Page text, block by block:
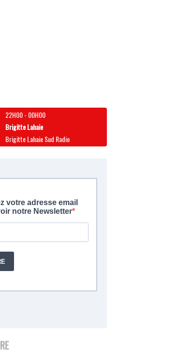
22H00- 00H00
Brigitte Lahaie
Brigitte Lahaie Sud Radio